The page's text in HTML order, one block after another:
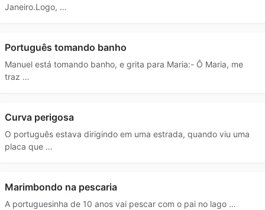
Janeiro.Logo, …
Português tomando banho
Manuel está tomando banho, e grita para Maria:- Ô Maria, me
traz …
Curva perigosa
O português estava dirigindo em uma estrada, quando viu uma
placa que …
Marimbondo na pescaria
A portuguesinha de 10 anos vai pescar com o pai no lago …